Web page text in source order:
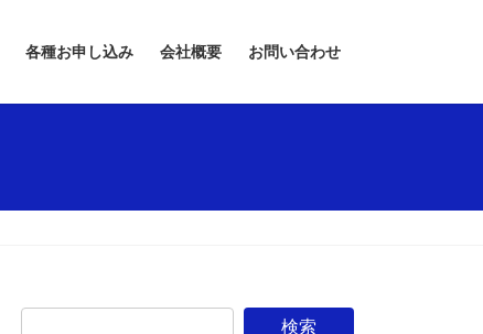
各種お申し込み 会社概要 お問い合わせ